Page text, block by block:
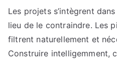
Les projets s’intègrent
lieu de le contraindre. Les
filtrent naturellement et
Construire intelligemment,